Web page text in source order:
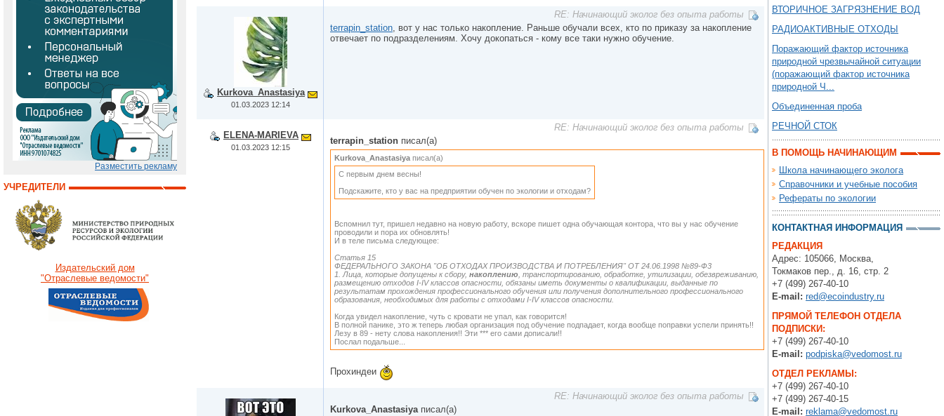
Разместить рекламу
УЧРЕДИТЕЛИ
Издательский дом
"Отраслевые ведомости"
Kurkova_Anastasiya
01.03.2023 12:14
RE: Начинающий эколог без опыта работы
terrapin_station, вот у нас только накопление. Раньше обучали всех, кто по приказу за накопление
отвечает по подразделениям. Хочу докопаться - кому все таки нужно обучение.
ELENA-MARIEVA
01.03.2023 12:15
RE: Начинающий эколог без опыта работы
terrapin_station писал(а)
Kurkova_Anastasiya писал(а)
С первым днем весны!
Подскажите, кто у вас на предприятии обучен по экологии и отходам?
Вспомнил тут, пришел недавно на новую работу, вскоре пишет одна обучающая контора, что вы у нас обучение
проводили и пора их обновлять!
И в теле письма следующее:
Статья 15
ФЕДЕРАЛЬНОГО ЗАКОНА "ОБ ОТХОДАХ ПРОИЗВОДСТВА И ПОТРЕБЛЕНИЯ" ОТ 24.06.1998 №89-Ф3
1. Лица, которые допущены к сбору, накоплению , транспортированию, обработке, утилизации, обезвреживанию,
размещению отходов I-IV классов опасности, обязаны иметь документы о квалификации, выданные по
результатам прохождения профессионального обучения или получения дополнительного профессионального
образования, необходимых для работы с отходами I-IV классов опасности.
Когда увидел накопление, чуть с кровати не упал, как говорится!
В полной панике, это ж теперь любая организация под обучение подпадает, когда вообще поправки успели принять!!
Лезу в 89 - нету слова накопления!! Эти *** его сами дописали!!
Послал подальше...
Прохиндеи
RE: Начинающий эколог без опыта работы
Kurkova_Anastasiyaписал(а)
ВТОРИЧНОЕ ЗАГРЯЗНЕНИЕ ВОД
РАДИОАКТИВНЫЕ ОТХОДЫ
Поражающий фактор источника
природной чрезвычайной ситуации
(поражающий фактор источника
природной Ч...
Объединенная проба
РЕЧНОЙ СТОК
В ПОМОЩЬ НАЧИНАЮЩИМ
Школа начинающего эколога
Справочники и учебные пособия
Рефераты по экологии
КОНТАКТНАЯ ИНФОРМАЦИЯ
РЕДАКЦИЯ
Адрес: 105066, Москва,
Токмаков пер., д. 16, стр. 2
+7 (499) 267-40-10
E-mail: red@ecoindustry.ru
ПРЯМОЙ ТЕЛЕФОН ОТДЕЛА
ПОДПИСКИ:
+7 (499) 267-40-10
E-mail: podpiska@vedomost.ru
ОТДЕЛ РЕКЛАМЫ:
+7 (499) 267-40-10
+7 (499) 267-40-15
E-mail: reklama@vedomost.ru